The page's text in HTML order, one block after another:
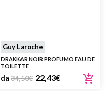
Guy Laroche
DRAKKAR NOIR PROFUMO EAU DE
TOILETTE
da 34,50€ 22,43€